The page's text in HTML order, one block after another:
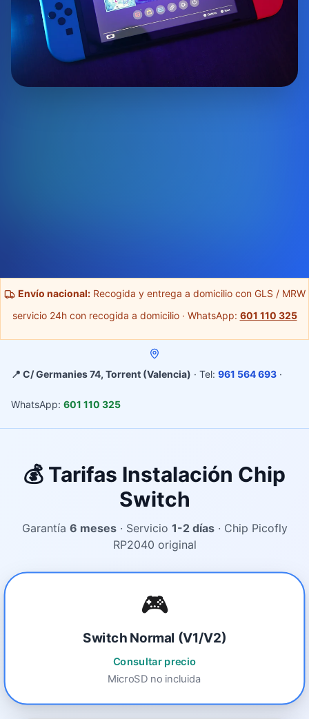
Envío nacional:Recogida y entrega a domicilio con GLS / MRW
servicio 24h con recogida a domicilio · WhatsApp: 601 110 325
📍 C/ Germanies 74, Torrent (Valencia) · Tel: 961 564 693 ·
WhatsApp: 601 110 325
💰 Tarifas Instalación Chip
Switch
Garantía 6 meses· Servicio 1-2 días· Chip Picofly
RP2040 original
🎮
Switch Normal (V1/V2)
Consultar precio
MicroSD no incluida